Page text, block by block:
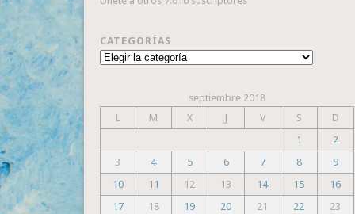
CATEGORÍAS
Categorías
septiembre 2018
L
M X J V S
D
1
2
3
4 5 6 7 8
9
10
11 12 13 14 15
16
17
18 19 20 21 22
23